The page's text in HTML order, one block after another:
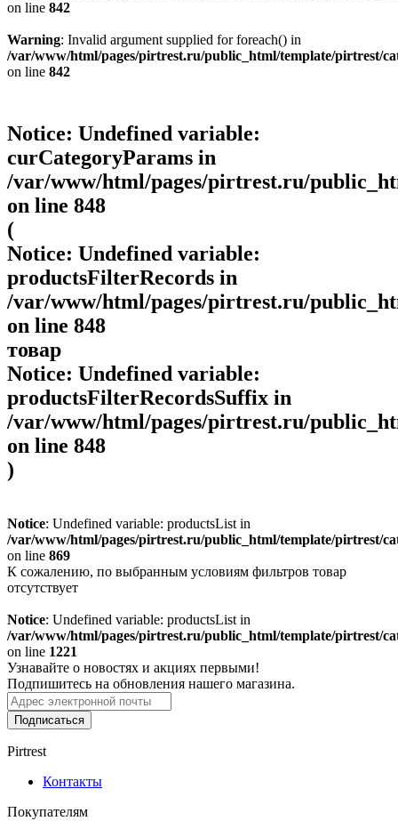
on line 842
Warning: Invalid argument supplied for foreach() in
/var/www/html/pages/pirtrest.ru/public_html/template/pirtrest/
on line 842
Notice: Undefined variable:
curCategoryParams in
/var/www/html/pages/pirtrest.ru/
on line 848
(
Notice: Undefined variable:
productsFilterRecords in
/var/www/html/pages/pirtrest.ru/
on line 848
товар
Notice: Undefined variable:
productsFilterRecordsSuffix in
/var/www/html/pages/pirtrest.ru/
on line 848
)
Notice: Undefined variable: productsList in
/var/www/html/pages/pirtrest.ru/public_html/template/pirtrest/
on line 869
К сожалению, по выбранным условиям фильтров товар
отсутствует
Notice: Undefined variable: productsList in
/var/www/html/pages/pirtrest.ru/public_html/template/pirtrest/
on line 1221
Узнавайте о новостях и акциях первыми!
Подпишитесь на обновления нашего магазина.
Подписаться
Pirtrest
Контакты
Покупателям